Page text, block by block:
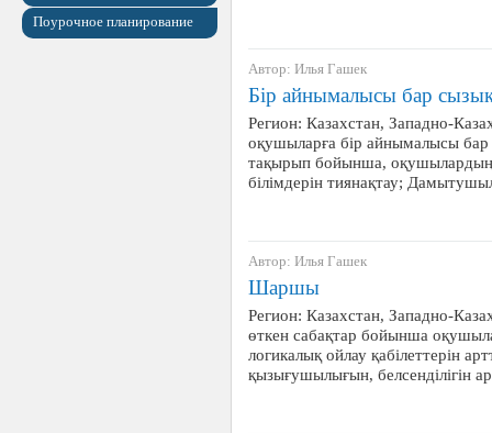
Поурочное планирование
Автор: Илья Гашек
Бір айнымалысы бар
Регион: Казахстан, Западно-
оқушыларға бір айнымалысы
тақырып бойынша, оқушылардың
білімдерін тиянақтау;
Автор: Илья Гашек
Шаршы
Регион: Казахстан, Западно-
өткен сабақтар бойынша
логикалық ойлау қабілеттерін
қызығушылығын, белсенділігін